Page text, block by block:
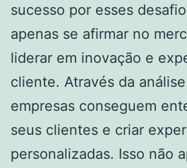
sucesso por esses
apenas se afirmar no
liderar em inovação e
cliente. Através da
empresas conseguem
seus clientes e criar
personalizadas. Isso não